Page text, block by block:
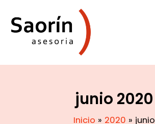
junio 2020
Inicio 2020 junio